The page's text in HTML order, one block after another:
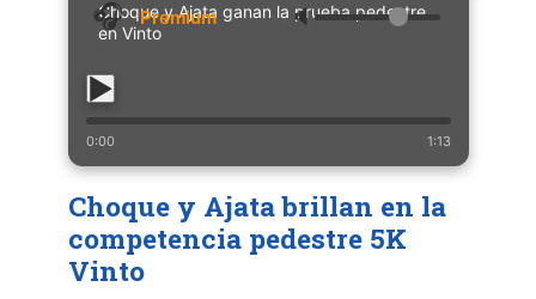
Choque y Ajata ganan la prueba pedestre
en Vinto
🔈
0:00 1:13
Choque y Ajata brillan en la
competencia pedestre 5K
Vinto